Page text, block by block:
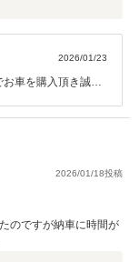
2026/01/23
車を購入頂き誠に
お車のことで何か
永いお付き合いの
2026/01/18投稿
のですが納車に時間が